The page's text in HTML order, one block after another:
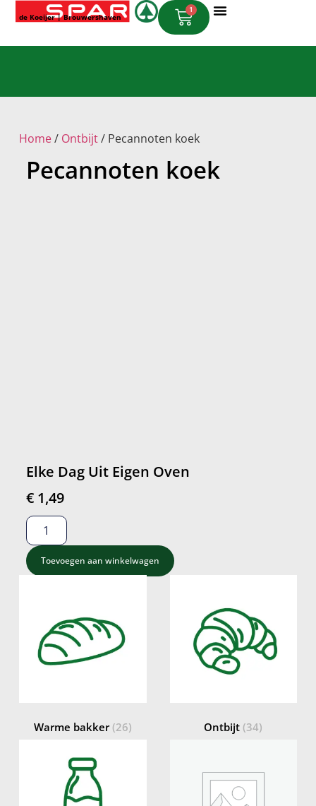
de Koeijer | Brouwershaven
1
Home/ Ontbijt/ Pecannoten koek
Pecannoten koek
Elke Dag Uit Eigen Oven
€1,49
Toevoegen aan winkelwagen
Warme bakker (26) Ontbijt (34)